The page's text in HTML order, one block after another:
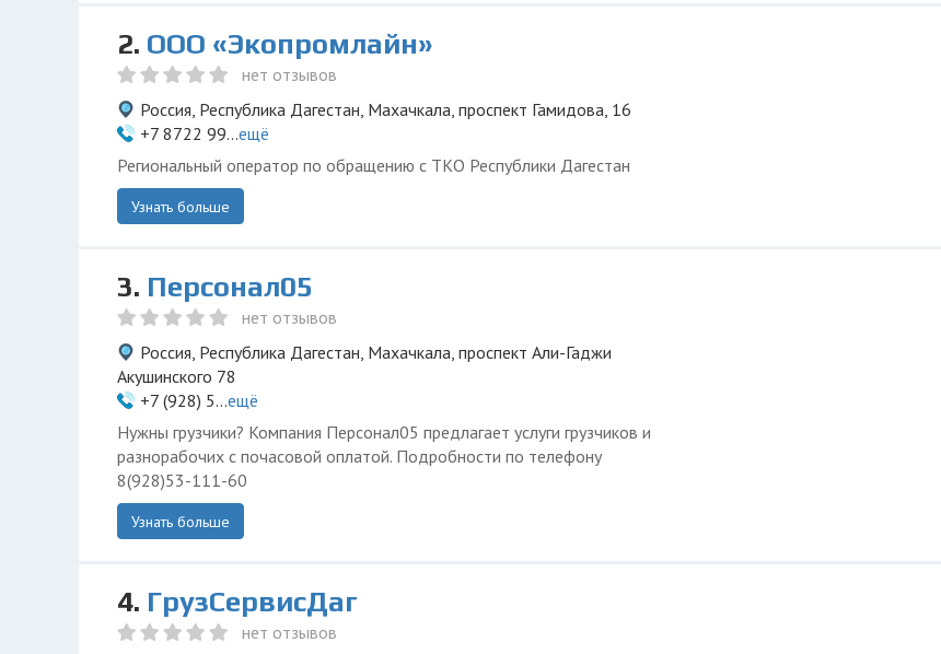
2. ООО «Экопромлайн»
нет отзывов
Россия, Республика Дагестан, Махачкала, проспект Гамидова, 16
+7 8722 99...ещё
Региональный оператор по обращению с ТКО Республики Дагестан
Узнать больше
3. Персонал05
нет отзывов
Россия, Республика Дагестан, Махачкала, проспект Али-Гаджи
Акушинского 78
+7 (928) 5...ещё
Нужны грузчики? Компания Персонал05 предлагает услуги грузчиков и
разнорабочих с почасовой оплатой. Подробности по телефону
8(928)53-111-60
Узнать больше
4. ГрузСервисДаг
нет отзывов